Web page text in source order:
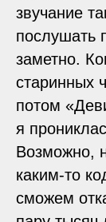
звучание
послушать
заметно.
старинных
потом
я
Возможно,
каким-то
сможем